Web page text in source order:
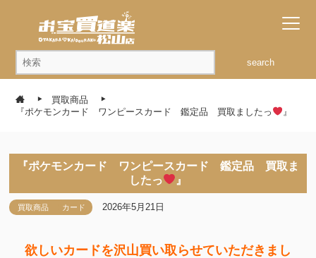
search
買取商品
『ポケモンカード ワンピースカード 鑑定品 買取ましたっ
』
『ポケモンカード ワンピースカード 鑑定品 買取ま
したっ
』
買取商品 カード 2026年5月21日
欲しいカードを沢山買い取らせていただきまし